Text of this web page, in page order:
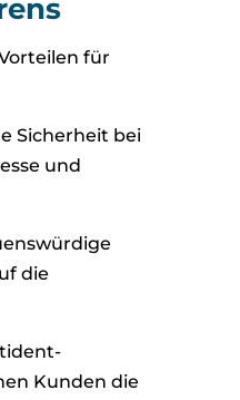
für
Sicherheit bei
und
die
Kunden die